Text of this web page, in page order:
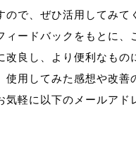
ので、ぜひ活用してみて
ィードバックをもとに、
改良し、より便利なもの
使用してみた感想や改善
気軽に以下のメールアド